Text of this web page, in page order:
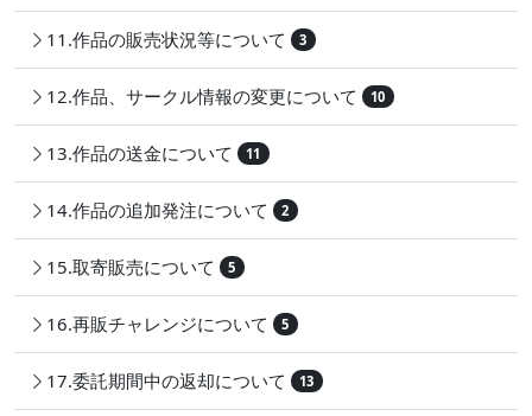
11.作品の販売状況等について 3
12.作品、サークル情報の変更について 10
13.作品の送金について 11
14.作品の追加発注について 2
15.取寄販売について 5
16.再販チャレンジについて 5
17.委託期間中の返却について 13